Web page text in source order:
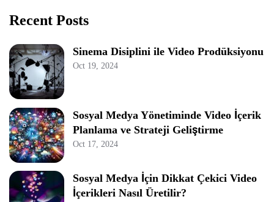
Recent Posts
Sinema Disiplini ile Video Prodüksiyonu
Oct 19, 2024
Sosyal Medya Yönetiminde Video İçerik
Planlama ve Strateji Geliştirme
Oct 17, 2024
Sosyal Medya İçin Dikkat Çekici Video
İçerikleri Nasıl Üretilir?